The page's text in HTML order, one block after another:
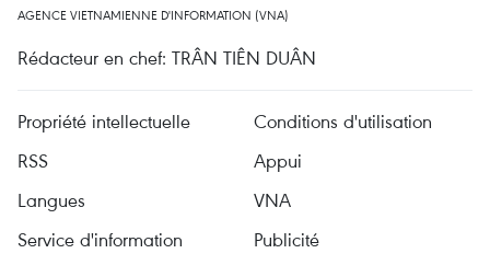
AGENCE VIETNAMIENNE D'INFORMATION (VNA)
Rédacteur en chef: TRÂN TIÊN DUÂN
Propriété intellectuelle
Conditions d'utilisation
RSS
Appui
Langues
VNA
Service d'information
Publicité